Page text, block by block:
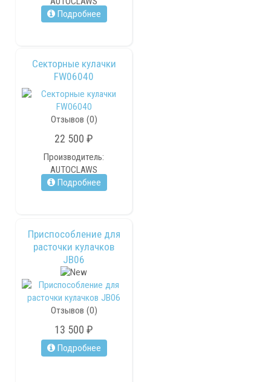
Подробнее
Секторные кулачки
FW06040
Отзывов (0)
22 500 ₽
Производитель:
AUTOCLAWS
Подробнее
Приспособление для
расточки кулачков
JB06
Отзывов (0)
13 500 ₽
Подробнее